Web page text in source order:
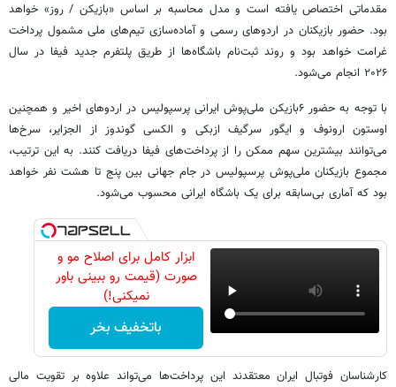
مقدماتی اختصاص یافته است و مدل محاسبه بر اساس «بازیکن / روز» خواهد
بود. حضور بازیکنان در اردوهای رسمی و آماده‌سازی تیم‌های ملی مشمول پرداخت
غرامت خواهد بود و روند ثبت‌نام باشگاه‌ها از طریق پلتفرم جدید فیفا در سال
۲۰۲۶ انجام می‌شود.
با توجه به حضور ۶بازیکن ملی‌پوش ایرانی پرسپولیس در اردوهای اخیر و همچنین
اوستون ارونوف و ایگور سرگیف ازبکی و الکسی گوندوز از الجزایر، سرخ‌ها
می‌توانند بیشترین سهم ممکن را از پرداخت‌های فیفا دریافت کنند. به این ترتیب،
مجموع بازیکنان ملی‌پوش پرسپولیس در جام جهانی بین پنج تا هشت نفر خواهد
بود که آماری بی‌سابقه برای یک باشگاه ایرانی محسوب می‌شود.
ابزار کامل برای اصلاح مو و
صورت (قیمت رو ببینی باور
نمیکنی!)
باتخفیف بخر
کارشناسان فوتبال ایران معتقدند این پرداخت‌ها می‌تواند علاوه بر تقویت مالی